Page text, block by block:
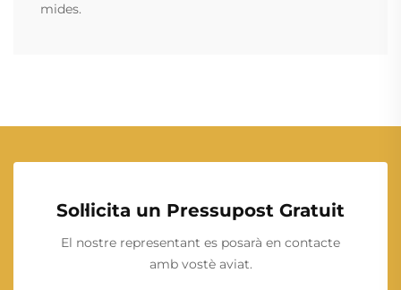
mides.
Sol·licita un Pressupost Gratuit
El nostre representant es posarà en contacte
amb vostè aviat.